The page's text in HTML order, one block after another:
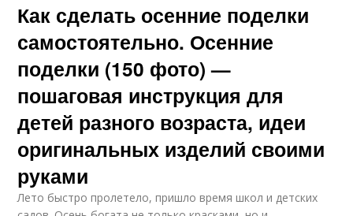
Как сделать осенние поделки
самостоятельно. Осенние
поделки (150 фото) —
пошаговая инструкция для
детей разного возраста, идеи
оригинальных изделий своими
руками
Лето быстро пролетело, пришло время школ и детских